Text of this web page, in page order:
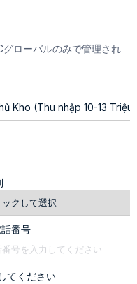
ローバルのみで管理され
話番号
てください